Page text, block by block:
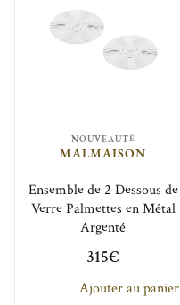
NOUVEAUTÉ
MALMAISON
Ensemble de 2 Dessous de
Verre Palmettes en Métal
Argenté
315€
Ajouter au panier